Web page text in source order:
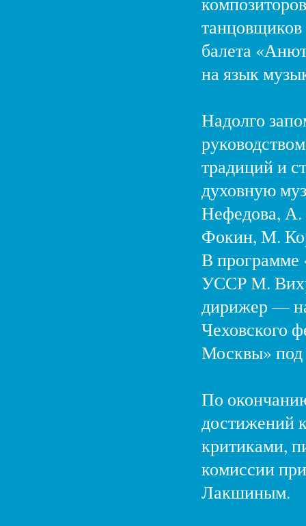
балета
на язык
Надолго
традиций и
духовную
Нефедова,
Фокин, М.
В программе
УССР М.
дирижер —
Чеховского
Москвы» под
По
достижений
критиками,
комиссии
Лакшиным.